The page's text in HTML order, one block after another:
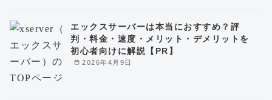
2026年4月9日
エックスサーバーは本当におすすめ？評
判・料金・速度・メリット・デメリットを
初心者向けに解説【PR】